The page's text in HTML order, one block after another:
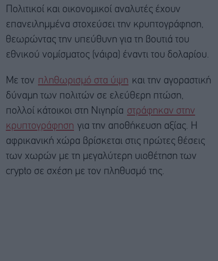
Πολιτικοί και οικονομικοί αναλυτές έχουν
επανειλημμένα στοχεύσει την κρυπτογράφηση,
θεωρώντας την υπεύθυνη για τη βουτιά του
εθνικού νομίσματος (νάιρα) έναντι του δολαρίου.
Με τον πληθωρισμό στα ύψη και την αγοραστική
δύναμη των πολιτών σε ελεύθερη πτώση,
πολλοί κάτοικοι στη Νιγηρία στράφηκαν στην
κρυπτογράφηση για την αποθήκευση αξίας. Η
αφρικανική χώρα βρίσκεται στις πρώτες θέσεις
των χωρών με τη μεγαλύτερη υιοθέτηση των
crypto σε σχέση με τον πληθυσμό της.